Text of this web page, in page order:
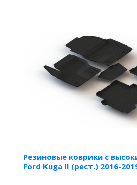
Резиновые коврики с
Ford Kuga II (рест.) 2016-